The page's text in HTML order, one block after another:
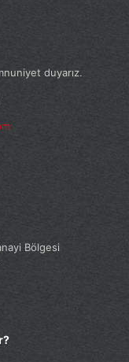
duyarız.
Bölgesi